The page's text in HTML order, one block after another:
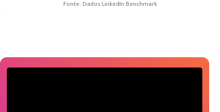
Fonte: Dados LinkedIn Benchmark